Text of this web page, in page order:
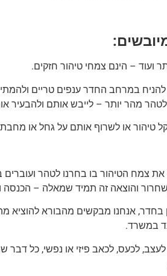
ועוד – הינם צמחי טיהור חזקים.
במרחב החדר ענפים טריים
לטהר מהר יותר – לייבש אותם
טיהור או לשרוף אותם על גחל או
צמח הטיהור בו בחרנו לטהר
(שחרור והוצאה זה תמיד שמאלה – הכנסה
אנחנו מבקשים מהבורא להוציא
במשרד.
לכעס, לכאב פיזי או נפשי, כל